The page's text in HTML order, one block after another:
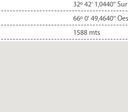
32º 42' 1,0440'' Sur
66º 0' 49,4640''
1588 mts